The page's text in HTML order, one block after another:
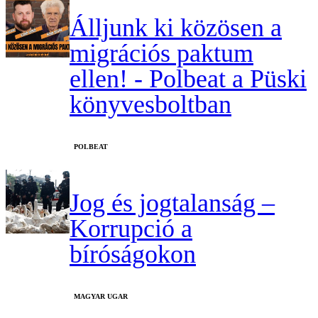
Álljunk ki közösen a
migrációs paktum
ellen! - Polbeat a Püski
könyvesboltban
‎POLBEAT
Jog és jogtalanság –
Korrupció a
bíróságokon
MAGYAR UGAR